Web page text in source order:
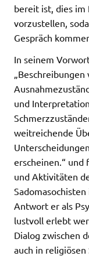
bereit ist, dies im
vorzustellen,
Gespräch
In seinem
und
weitreichende
erscheinen.“ und
und Aktivitäten
Antwort er als
lustvoll erlebt
Dialog zwischen
auch in religiösen